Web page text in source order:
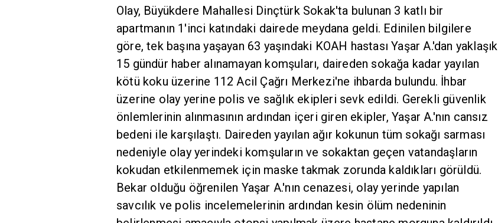
Olay, Büyükdere Mahallesi Dinçtürk Sokak'ta bulunan 3 katlı bir
apartmanın 1'inci katındaki dairede meydana geldi. Edinilen bilgilere
göre, tek başına yaşayan 63 yaşındaki KOAH hastası Yaşar A.'dan yaklaşık
15 gündür haber alınamayan komşuları, daireden sokağa kadar yayılan
kötü koku üzerine 112 Acil Çağrı Merkezi'ne ihbarda bulundu. İhbar
üzerine olay yerine polis ve sağlık ekipleri sevk edildi. Gerekli güvenlik
önlemlerinin alınmasının ardından içeri giren ekipler, Yaşar A.'nın cansız
bedeni ile karşılaştı. Daireden yayılan ağır kokunun tüm sokağı sarması
nedeniyle olay yerindeki komşuların ve sokaktan geçen vatandaşların
kokudan etkilenmemek için maske takmak zorunda kaldıkları görüldü.
Bekar olduğu öğrenilen Yaşar A.'nın cenazesi, olay yerinde yapılan
savcılık ve polis incelemelerinin ardından kesin ölüm nedeninin